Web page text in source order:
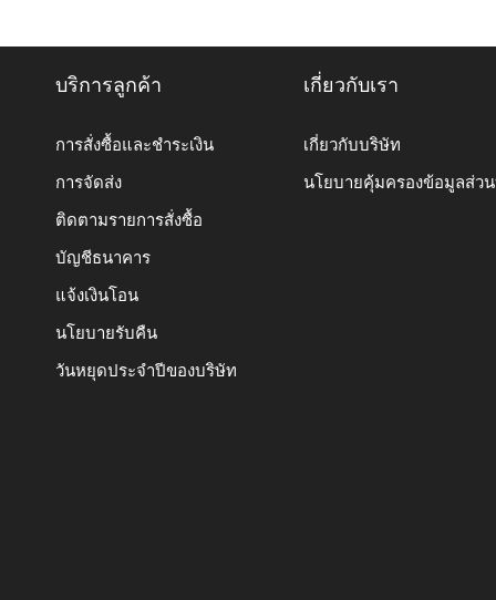
บริการลูกค้า
การสั่งซื้อและชำระเงิน
การจัดส่ง
ติดตามรายการสั่งซื้อ
บัญชีธนาคาร
แจ้งเงินโอน
นโยบายรับคืน
วันหยุดประจำปีของบริษัท
เกี่ยวกับเรา
เกี่ยวกับบริษัท
นโยบายคุ้มครองข้อมูลส่ว